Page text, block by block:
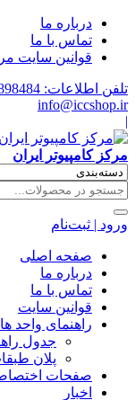
درباره ما
تماس با ما
قوانین سایت
تلفن اطلاعات: 88898484
info@iccshop.ir
|
مرکز کامپیوتر ایران
ورود | ثبت‌نام
صفحه اصلی
درباره ما
تماس با ما
قوانین سایت
راهنمای واحد ها
جدول
پلان
صفحات
اخبار